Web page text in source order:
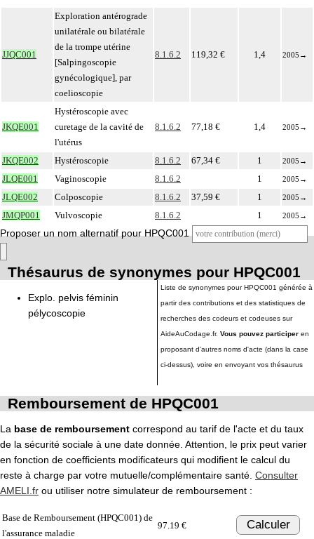
JJQC001
Exploration antérograde
unilatérale ou bilatérale
de la trompe utérine
[Salpingoscopie
gynécologique], par
coelioscopie
8.1.6.2 119,32 € 1,4 2005 →
JKQE001
Hystéroscopie avec
curetage de la cavité de
l'utérus
8.1.6.2 77,18 € 1,4 2005 →
JKQE002 Hystéroscopie 8.1.6.2 67,34 € 1 2005 →
JLQE001 Vaginoscopie 8.1.6.2 1 2005 →
JLQE002 Colposcopie 8.1.6.2 37,59 € 1 2005 →
JMQP001 Vulvoscopie 8.1.6.2 1 2005 →
Proposer un nom alternatif pour HPQC001
Thésaurus de synonymes pour HPQC001
Explo. pelvis féminin
pélycoscopie
Liste de synonymes pour HPQC001 générée à
partir des contributions et des statistiques de
recherches des codeurs et codeuses sur
AideAuCodage.fr. Vous pouvez participer en
proposant d'autres noms d'acte (dans la case
ci-dessus), voire en envoyant vos thésaurus
Remboursement de HPQC001
La base de remboursement correspond au tarif de l'acte et du taux
de la sécurité sociale à une date donnée. Attention, le prix peut varier
en fonction de coefficients modificateurs qui modifient le calcul du
reste à charge par votre mutuelle/complémentaire santé. Consulter
AMELI.fr ou utiliser notre simulateur de remboursement :
Base de Remboursement (HPQC001) de
l'assurance maladie
97.19 € Calculer